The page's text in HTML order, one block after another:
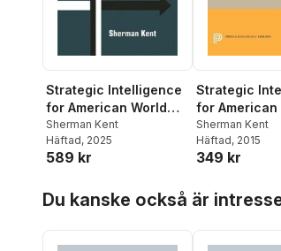
Strategic Intelligence
for American World
Policy
Sherman Kent
Häftad, 2025
589 kr
Strategic
for American
Policy
Sherman Kent
Häftad, 2015
349 kr
Du kanske också är